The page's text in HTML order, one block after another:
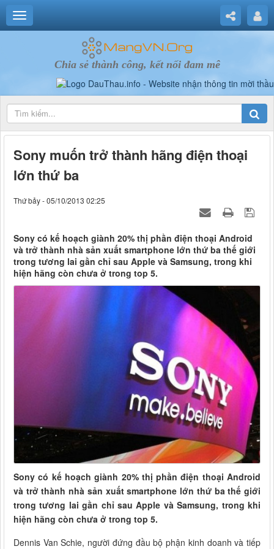
Chia sẻ thành công, kết nối đam mê
Sony muốn trở thành hãng điện thoại
lớn thứ ba
Thứ bảy - 05/10/2013 02:25
Sony có kế hoạch giành 20% thị phần điện thoại Android
và trở thành nhà sản xuất smartphone lớn thứ ba thế giới
trong tương lai gần chỉ sau Apple và Samsung, trong khi
hiện hãng còn chưa ở trong top 5.
Sony có kế hoạch giành 20% thị phần điện thoại Android
và trở thành nhà sản xuất smartphone lớn thứ ba thế giới
trong tương lai gần chỉ sau Apple và Samsung, trong khi
hiện hãng còn chưa ở trong top 5.
Dennis Van Schie, người đứng đầu bộ phận kinh doanh và tiếp